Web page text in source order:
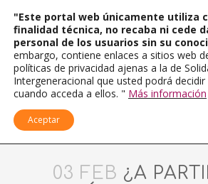
03 FEB ¿A
"Este portal web únicamente utiliza
finalidad técnica, no recaba ni cede
personal de los usuarios sin su
embargo, contiene enlaces a sitios web
políticas de privacidad ajenas a la de
Intergeneracional que usted podrá
cuando acceda a ellos. " Más información
Aceptar